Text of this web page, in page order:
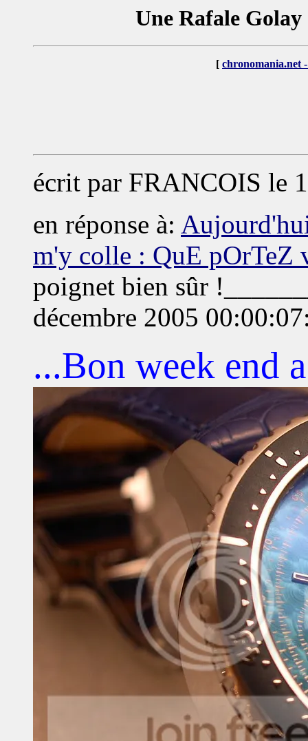
Une Rafale
[ chronomania.net
écrit par FRANCOIS le
en réponse à:
m'y colle : QuE pOrTeZ
poignet bien sûr
décembre 2005
...Bon week end